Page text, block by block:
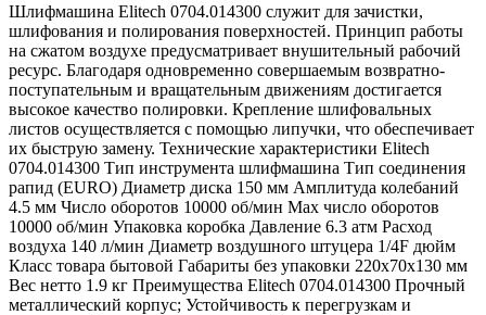
Шлифмашина Elitech 0704.014300 служит для зачистки,
шлифования и полирования поверхностей. Принцип работы
на сжатом воздухе предусматривает внушительный рабочий
ресурс. Благодаря одновременно совершаемым возвратно-
поступательным и вращательным движениям достигается
высокое качество полировки. Крепление шлифовальных
листов осуществляется с помощью липучки, что обеспечивает
их быструю замену. Технические характеристики Elitech
0704.014300 Тип инструмента шлифмашина Тип соединения
рапид (EURO) Диаметр диска 150 мм Амплитуда колебаний
4.5 мм Число оборотов 10000 об/мин Max число оборотов
10000 об/мин Упаковка коробка Давление 6.3 атм Расход
воздуха 140 л/мин Диаметр воздушного штуцера 1/4F дюйм
Класс товара бытовой Габариты без упаковки 220х70х130 мм
Вес нетто 1.9 кг Преимущества Elitech 0704.014300 Прочный
металлический корпус; Устойчивость к перегрузкам и